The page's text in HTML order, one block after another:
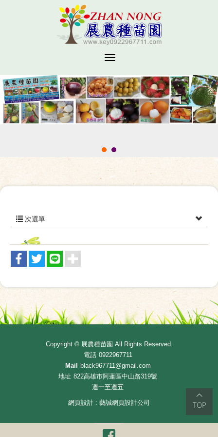
次選單
TOP
Copyright © 展農種苗園 All Rights Reserved.
電話 0922967711
Mail
black967711@gmail.com
地址 822高雄市阿蓮區中山路319號
週一至週五
網頁設計 : 藝誠網頁設計公司